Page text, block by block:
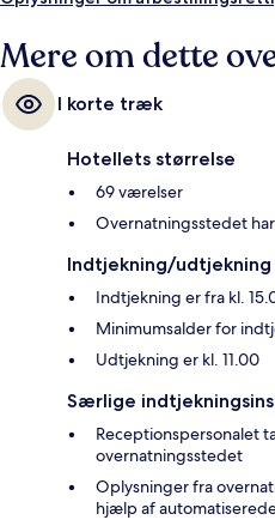
Mere om dette
I korte træk
Hotellets størrelse
69 værelser
Overnatningsstedet
Indtjekning/udtjekning
Indtjekning er fra kl.
Minimumsalder for
Udtjekning er kl. 11.00
Særlige
Receptionspersonalet
overnatningsstedet
Oplysninger fra
hjælp af